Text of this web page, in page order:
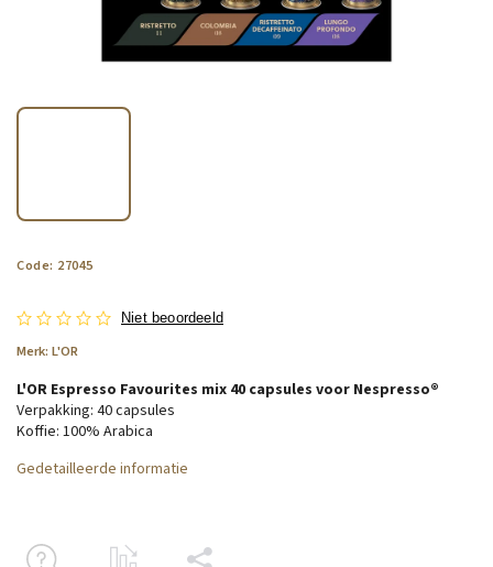
Code: 27045
Niet beoordeeld
Merk: L'OR
L'OR Espresso Favourites mix 40 capsules voor Nespresso®
Verpakking: 40 capsules
Koffie: 100% Arabica
Gedetailleerde informatie